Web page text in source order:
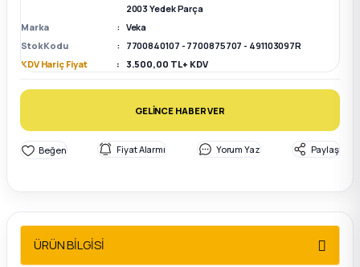
Parça
Parça
2003 Yedek Parça
Marka
Veka
Stok Kodu
7700840107 - 7700875707 - 491103097R
KDV Hariç Fiyat
3.500,00 TL + KDV
GELİNCE HABER VER
Fiyat Alarmı Yorum Yaz Paylaş
ÜRÜN BİLGİSİ